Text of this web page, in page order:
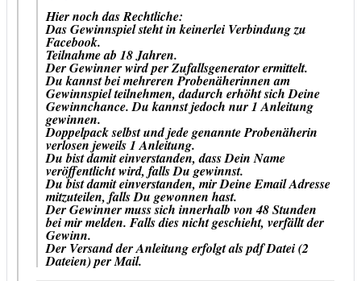
Hier noch das Rechtliche:
Das Gewinnspiel steht in keinerlei Verbindung zu
Facebook.
Teilnahme ab 18 Jahren.
Der Gewinner wird per Zufallsgenerator ermittelt.
Du kannst bei mehreren Probenäherinnen am
Gewinnspiel teilnehmen, dadurch erhöht sich Deine
Gewinnchance. Du kannst jedoch nur 1 Anleitung
gewinnen.
Doppelpack selbst und jede genannte Probenäherin
verlosen jeweils 1 Anleitung.
Du bist damit einverstanden, dass Dein Name
veröffentlicht wird, falls Du gewinnst.
Du bist damit einverstanden, mir Deine Email Adresse
mitzuteilen, falls Du gewonnen hast.
Der Gewinner muss sich innerhalb von 48 Stunden
bei mir melden. Falls dies nicht geschieht, verfällt der
Gewinn.
Der Versand der Anleitung erfolgt als pdf Datei (2
Dateien) per Mail.